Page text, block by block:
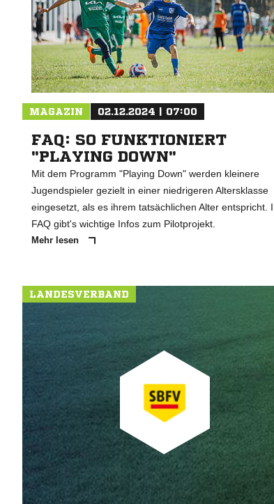
MAGAZIN 02.12.2024 | 07:00
FAQ: SO FUNKTIONIERT
"PLAYING DOWN"
Mit dem Programm "Playing Down" werden kleinere
Jugendspieler gezielt in einer niedrigeren Altersklasse
eingesetzt, als es ihrem tatsächlichen Alter entspricht.
FAQ gibt's wichtige Infos zum Pilotprojekt.
Mehr lesen
LANDESVERBAND